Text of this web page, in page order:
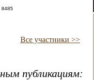
8485
Все участники >>
публикациям: